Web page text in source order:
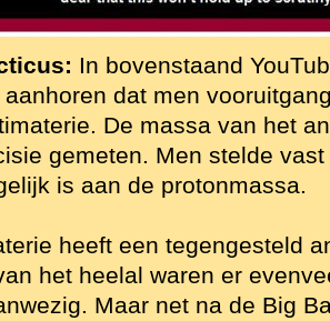
In bovenstaand
dat men
De massa van het
gemeten. Men stelde
is aan de protonmassa.
heeft een tegengesteld
het heelal waren er
Maar net na de Big